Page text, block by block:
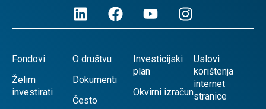
Fondovi
Želim
investirati
O društvu
Dokumenti
Često
Investicijski
plan
Okvirni izračun
Uslovi
korištenja
internet
stranice